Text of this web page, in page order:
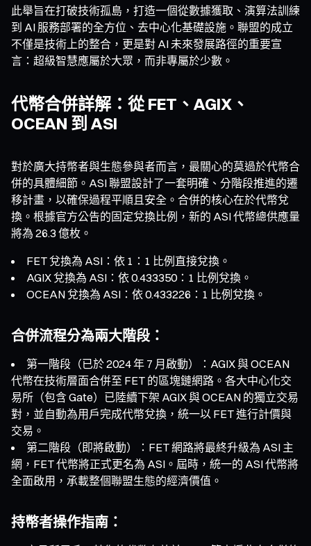
此舉旨在打破技術孤島，打造一個從數據獲取、演算法訓練
到 AI 服務部署的全方位、去中心化基礎設施。聯盟的成立
不僅是技術上的整合，更是對 AI 未來發展路徑的重要宣
言：超級智慧應屬於大眾，而非專屬於少數。
代幣合併詳解：從 FET、AGIX、
OCEAN 到 ASI
對於廣大持幣者與生態參與者而言，最關心的莫過於代幣合
併的具體細節。ASI 聯盟設計了一套明確、分階段推進的遷
移計畫，以確保過程平順且安全。合併的核心在於代幣兌
換。根據官方公告的固定兌換比例，新的 ASI 代幣總供應量
將為 26.3 億枚。
FET 兌換為 ASI：依 1：1 比例直接兌換。
AGIX 兌換為 ASI：依 0.433350：1 比例兌換。
OCEAN 兌換為 ASI：依 0.433226：1 比例兌換。
合併流程分為兩大階段：
第一階段（已於 2024 年 7 月啟動）：AGIX 與 OCEAN
代幣在技術層面合併至 FET 的區塊鏈網路。各大中心化交
易所（包含 Gate）已陸續下架 AGIX 與 OCEAN 的獨立交易
對，並自動為用戶完成代幣兌換，統一以 FET 進行計價與
交易。
第二階段（即將啟動）：FET 網路將最終升級為 ASI 主
網，FET 代幣將正式更名為 ASI。屆時，統一的 ASI 代幣將
全面啟用，承載整個聯盟生態的經濟價值。
持幣者操作指南：